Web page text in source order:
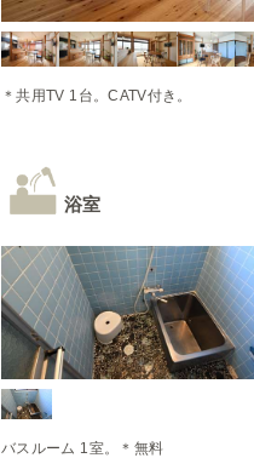
＊共用TV 1台。CATV付き。
浴室
バスルーム 1室。＊無料